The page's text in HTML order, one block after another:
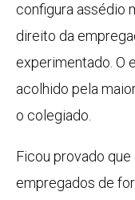
configura assédio
direito da
experimentado. O
acolhido pela
o colegiado.
Ficou provado
empregados de